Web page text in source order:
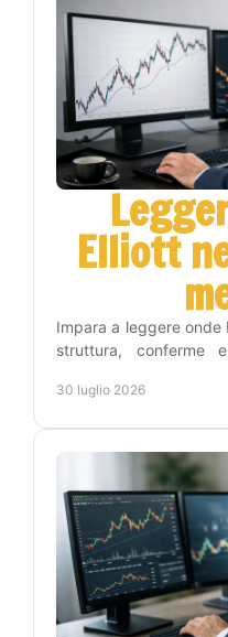
Elliott
Impara a leggere onde
struttura, conferme
30 luglio 2026